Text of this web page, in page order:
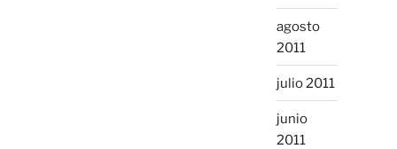
agosto
2011
julio 2011
junio
2011